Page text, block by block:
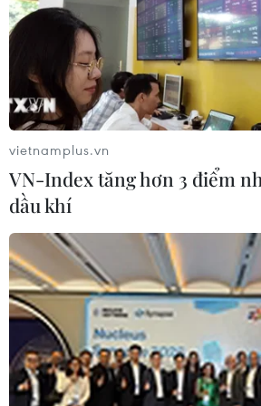
05/08/2026 06:41
Tổng thống Hàn Quốc nhấn mạnh
duy trì hòa bình trên bán đảo Triều
Tiên
05/08/2026 05:58
CƠ QUAN CHỦ QUẢN: THÔNG TẤN XÃ VIỆT NAM
Tổng Biên tập: TRẦN TIẾN DUẨN
vietnamplus.vn
VN-Index tăng hơn 3 điểm
dầu khí